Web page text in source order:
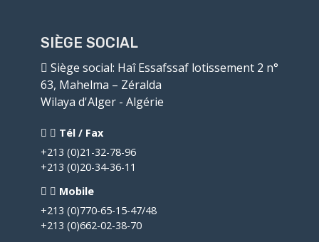
SIÈGE SOCIAL
Siège social: Haî Essafssaf lotissement 2 n°
63, Mahelma – Zéralda
Wilaya d'Alger - Algérie
Tél / Fax
+213 (0)21-32-78-96
+213 (0)20-34-36-11
Mobile
+213 (0)770-65-15-47/48
+213 (0)662-02-38-70